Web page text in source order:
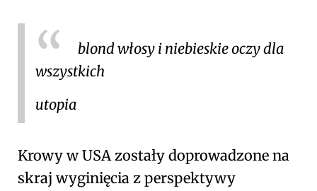
blond włosy i niebieskie oczy dla
wszystkich
utopia
Krowy w USA zostały doprowadzone na
skraj wyginięcia z perspektywy